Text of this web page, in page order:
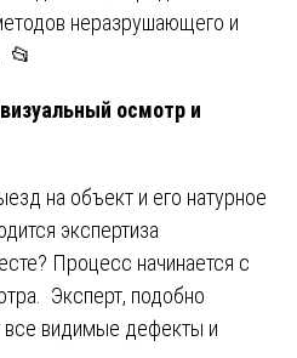
неразрушающего и
📂
осмотр и
на объект и его натурное
экспертиза
Процесс начинается с
Эксперт, подобно
все видимые дефекты и